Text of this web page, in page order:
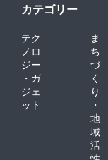
カテゴリー
テク
ノロ
ジー
・ガ
ジェ
ット
ま
ち
づ
く
り
・
地
域
活